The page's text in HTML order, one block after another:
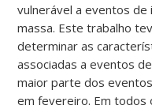
vulnerável a eventos de
massa. Este trabalho
determinar as
associadas a eventos
maior parte dos
em fevereiro. Em todos